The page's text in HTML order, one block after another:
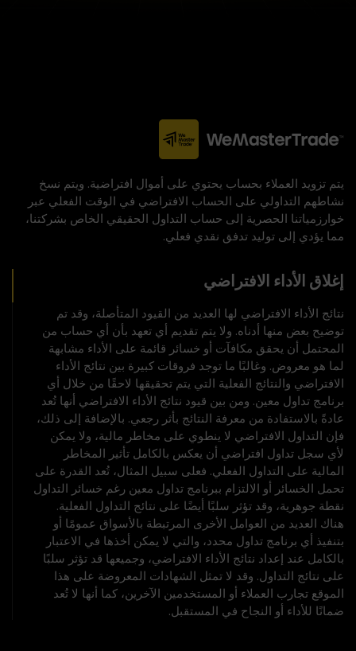
يتم تزويد العملاء بحساب يحتوي على أموال افتراضية. ويتم نسخ
نشاطهم التداولي على الحساب الافتراضي في الوقت الفعلي عبر
خوارزمياتنا الحصرية إلى حساب التداول الحقيقي الخاص بشركتنا،
مما يؤدي إلى توليد تدفق نقدي فعلي.
إغلاق الأداء الافتراضي
نتائج الأداء الافتراضي لها العديد من القيود المتأصلة، وقد تم
توضيح بعض منها أدناه. ولا يتم تقديم أي تعهد بأن أي حساب من
المحتمل أن يحقق مكافآت أو خسائر قائمة على الأداء مشابهة
لما هو معروض. وغالبًا ما توجد فروقات كبيرة بين نتائج الأداء
الافتراضي والنتائج الفعلية التي يتم تحقيقها لاحقًا من خلال أي
برنامج تداول معين. ومن بين قيود نتائج الأداء الافتراضي أنها تُعد
عادةً بالاستفادة من معرفة النتائج بأثر رجعي. بالإضافة إلى ذلك،
فإن التداول الافتراضي لا ينطوي على مخاطر مالية، ولا يمكن
لأي سجل تداول افتراضي أن يعكس بالكامل تأثير المخاطر
المالية على التداول الفعلي. فعلى سبيل المثال، تُعد القدرة على
تحمل الخسائر أو الالتزام ببرنامج تداول معين رغم خسائر التداول
نقطة جوهرية، وقد تؤثر سلبًا أيضًا على نتائج التداول الفعلية.
هناك العديد من العوامل الأخرى المرتبطة بالأسواق عمومًا أو
بتنفيذ أي برنامج تداول محدد، والتي لا يمكن أخذها في الاعتبار
بالكامل عند إعداد نتائج الأداء الافتراضي، وجميعها قد تؤثر سلبًا
على نتائج التداول. وقد لا تمثل الشهادات المعروضة على هذا
الموقع تجارب العملاء أو المستخدمين الآخرين، كما أنها لا تُعد
ضمانًا للأداء أو النجاح في المستقبل.